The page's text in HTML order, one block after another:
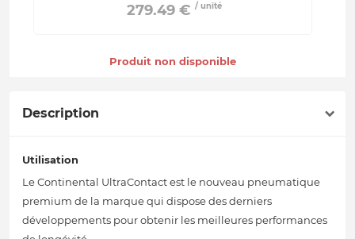
279.49 € / unité
Produit non disponible
Description
Utilisation
Le Continental UltraContact est le nouveau pneumatique
premium de la marque qui dispose des derniers
développements pour obtenir les meilleures performances